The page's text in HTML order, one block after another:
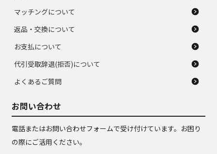
マッチングについて
返品・交換について
お支払について
代引受取辞退(拒否)について
よくあるご質問
お問い合わせ
電話またはお問い合わせフォームで受け付けています。お困り
の際にご活用ください。